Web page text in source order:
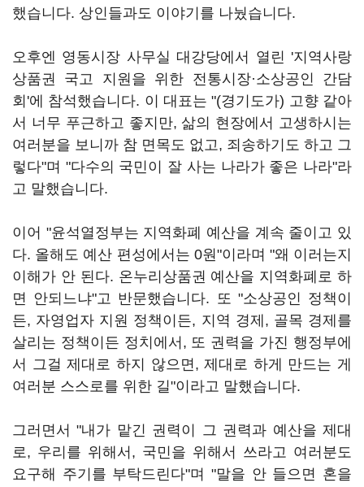
했습니다. 상인들과도 이야기를 나눴습니다.
오후엔 영동시장 사무실 대강당에서 열린 '지역사랑
상품권 국고 지원을 위한 전통시장·소상공인 간담
회'에 참석했습니다. 이 대표는 "(경기도가) 고향 같아
서 너무 푸근하고 좋지만, 삶의 현장에서 고생하시는
여러분을 보니까 참 면목도 없고, 죄송하기도 하고 그
렇다"며 "다수의 국민이 잘 사는 나라가 좋은 나라"라
고 말했습니다.
이어 "윤석열정부는 지역화폐 예산을 계속 줄이고 있
다. 올해도 예산 편성에서는 0원"이라며 "왜 이러는지
이해가 안 된다. 온누리상품권 예산을 지역화폐로 하
면 안되느냐"고 반문했습니다. 또 "소상공인 정책이
든, 자영업자 지원 정책이든, 지역 경제, 골목 경제를
살리는 정책이든 정치에서, 또 권력을 가진 행정부에
서 그걸 제대로 하지 않으면, 제대로 하게 만드는 게
여러분 스스로를 위한 길"이라고 말했습니다.
그러면서 "내가 맡긴 권력이 그 권력과 예산을 제대
로, 우리를 위해서, 국민을 위해서 쓰라고 여러분도
요구해 주기를 부탁드린다"며 "말을 안 들으면 혼을